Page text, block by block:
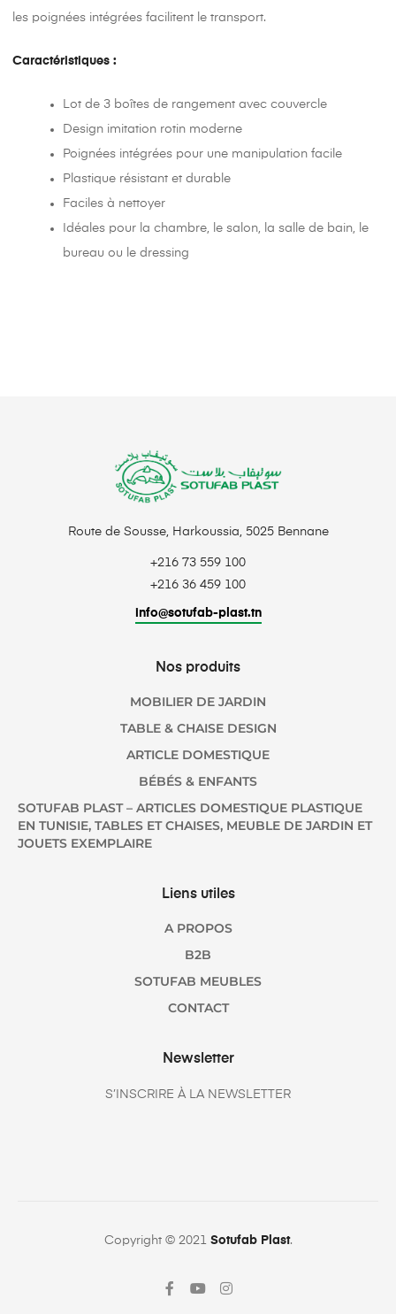
les poignées intégrées facilitent le transport.
Caractéristiques :
Lot de 3 boîtes de rangement avec couvercle
Design imitation rotin moderne
Poignées intégrées pour une manipulation facile
Plastique résistant et durable
Faciles à nettoyer
Idéales pour la chambre, le salon, la salle de bain, le
bureau ou le dressing
Route de Sousse, Harkoussia, 5025 Bennane
+216 73 559 100
+216 36 459 100
info@sotufab-plast.tn
Nos produits
MOBILIER DE JARDIN
TABLE & CHAISE DESIGN
ARTICLE DOMESTIQUE
BÉBÉS & ENFANTS
SOTUFAB PLAST – ARTICLES DOMESTIQUE PLASTIQUE
EN TUNISIE, TABLES ET CHAISES, MEUBLE DE JARDIN ET
JOUETS EXEMPLAIRE
Liens utiles
A PROPOS
B2B
SOTUFAB MEUBLES
CONTACT
Newsletter
S’INSCRIRE À LA NEWSLETTER
Copyright © 2021 Sotufab Plast.